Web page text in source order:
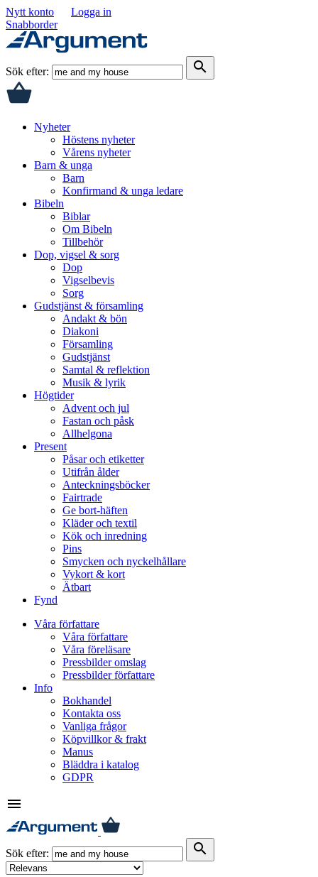
Nytt konto
Logga in
Snabborder
Sök efter: search
Nyheter
Höstens nyheter
Vårens nyheter
Barn & unga
Barn
Konfirmand & unga ledare
Bibeln
Biblar
Om Bibeln
Tillbehör
Dop, vigsel & sorg
Dop
Vigselbevis
Sorg
Gudstjänst & församling
Andakt & bön
Diakoni
Församling
Gudstjänst
Samtal & reflektion
Musik & lyrik
Högtider
Advent och jul
Fastan och påsk
Allhelgona
Present
Påsar och etiketter
Utifrån ålder
Anteckningsböcker
Fairtrade
Ge bort-häften
Kläder och textil
Kök och inredning
Pins
Smycken och nyckelhållare
Vykort & kort
Ätbart
Fynd
Våra författare
Våra författare
Våra föreläsare
Pressbilder omslag
Pressbilder författare
Info
Bokhandel
Kontakta oss
Vanliga frågor
Köpvillkor & frakt
Manus
Bläddra i katalog
GDPR
menu
Sök efter: search